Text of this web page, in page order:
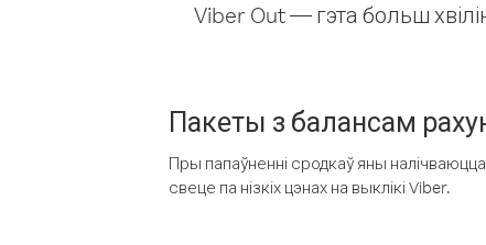
Viber Out — гэта больш
Пакеты з балансам
Пры папаўненні сродкаў яны
свеце па нізкіх цэнах на выклікі Viber.